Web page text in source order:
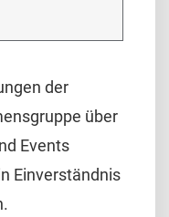
der
über
Events
Einverständnis